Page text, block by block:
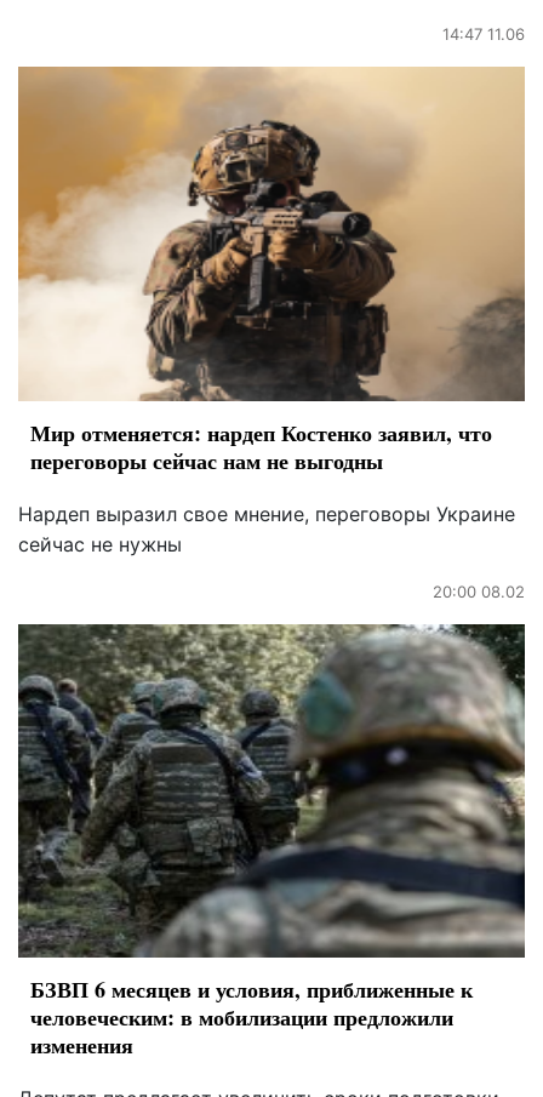
14:47 11.06
Мир отменяется: нардеп Костенко заявил, что
переговоры сейчас нам не выгодны
Нардеп выразил свое мнение, переговоры Украине
сейчас не нужны
20:00 08.02
БЗВП 6 месяцев и условия, приближенные к
человеческим: в мобилизации предложили
изменения